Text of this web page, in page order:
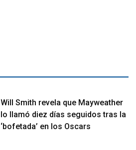
Will Smith revela que Mayweather
lo llamó diez días seguidos tras la
‘bofetada’ en los Oscars